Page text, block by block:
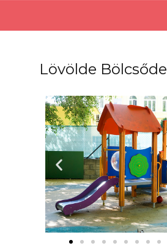
Lövölde Bölcsőde